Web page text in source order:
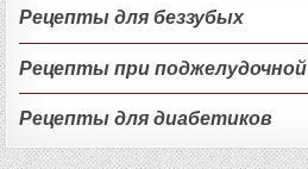
Рецепты для беззубых
Рецепты при поджелудочной
Рецепты для диабетиков